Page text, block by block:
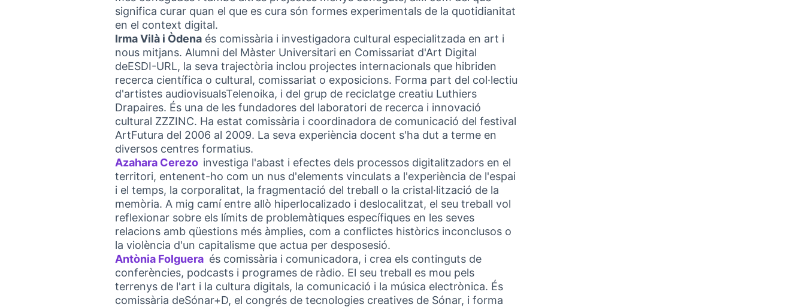
significa curar quan el que es cura són formes experimentals de la quotidianitat
en el context digital.
Irma Vilà i Òdena és comissària i investigadora cultural especialitzada en art i
nous mitjans. Alumni del Màster Universitari en Comissariat d'Art Digital
deESDI-URL, la seva trajectòria inclou projectes internacionals que hibriden
recerca científica o cultural, comissariat o exposicions. Forma part del col·lectiu
d'artistes audiovisualsTelenoika, i del grup de reciclatge creatiu Luthiers
Drapaires. És una de les fundadores del laboratori de recerca i innovació
cultural ZZZINC. Ha estat comissària i coordinadora de comunicació del festival
ArtFutura del 2006 al 2009. La seva experiència docent s'ha dut a terme en
diversos centres formatius.
Azahara Cerezo
(External link)
investiga l'abast i efectes dels processos digitalitzadors en el
territori, entenent-ho com un nus d'elements vinculats a l'experiència de l'espai
i el temps, la corporalitat, la fragmentació del treball o la cristal·lització de la
memòria. A mig camí entre allò hiperlocalizado i deslocalitzat, el seu treball vol
reflexionar sobre els límits de problemàtiques específiques en les seves
relacions amb qüestions més àmplies, com a conflictes històrics inconclusos o
la violència d'un capitalisme que actua per desposesió.
Antònia Folguera
(External link)
és comissària i comunicadora, i crea els continguts de
conferències, podcasts i programes de ràdio. El seu treball es mou pels
terrenys de l'art i la cultura digitals, la comunicació i la música electrònica. És
comissària deSónar+D, el congrés de tecnologies creatives de Sónar, i forma